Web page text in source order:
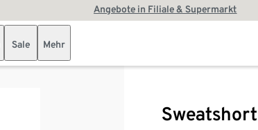
Angebote in Filiale & Supermarkt
Sale Mehr